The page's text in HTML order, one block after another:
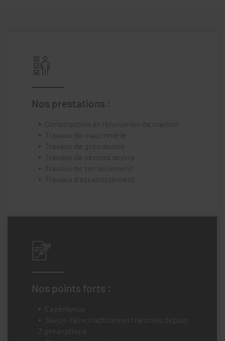
Nos prestations :
Construction et rénovation de maison
Travaux de maçonnerie
Travaux de gros œuvre
Travaux de second œuvre
Travaux de terrassement
Travaux d’assainissement
Nos points forts :